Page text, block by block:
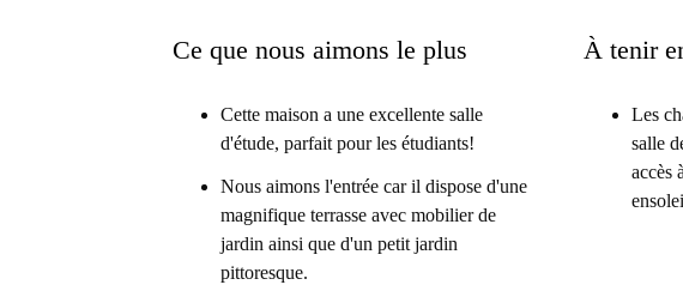
Ce que nous aimons le plus
Cette maison a une excellente salle
d'étude, parfait pour les étudiants!
Nous aimons l'entrée car il dispose d'une
magnifique terrasse avec mobilier de
jardin ainsi que d'un petit jardin
pittoresque.
À tenir
Les
salle
accès